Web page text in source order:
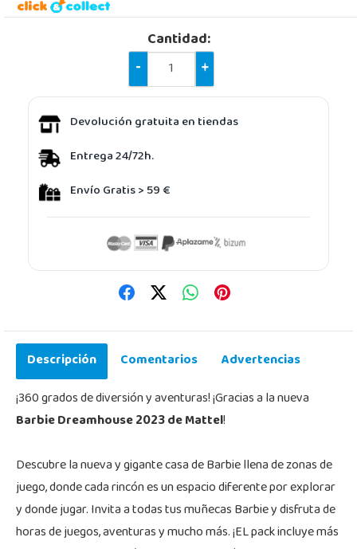
Cantidad:
-
+
Devolución gratuita en tiendas
Entrega 24/72h.
Envío Gratis > 59 €
Descripción Comentarios
Advertencias
¡360 grados de diversión y aventuras! ¡Gracias a la nueva
Barbie Dreamhouse 2023 de Mattel!
Descubre la nueva y gigante casa de Barbie llena de zonas de
juego, donde cada rincón es un espacio diferente por explorar
y donde jugar. Invita a todas tus muñecas Barbie y disfruta de
horas de juegos, aventuras y mucho más. ¡EL pack incluye más